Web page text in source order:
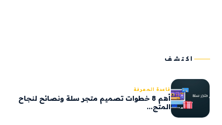
اكتشف
قاعدة المعرفة
أهم 8 خطوات تصميم متجر سلة ونصائح لنجاح
المتج...